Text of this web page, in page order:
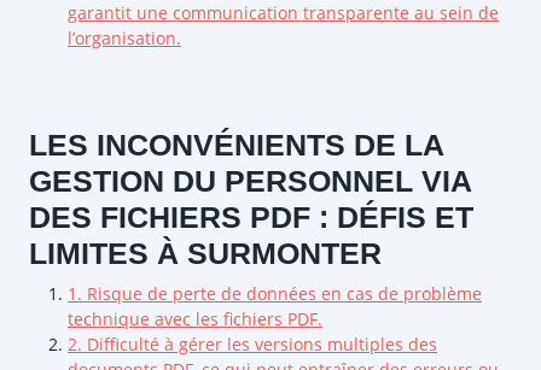
garantit une communication transparente au sein de
l’organisation.
LES INCONVÉNIENTS DE LA
GESTION DU PERSONNEL VIA
DES FICHIERS PDF : DÉFIS ET
LIMITES À SURMONTER
1. Risque de perte de données en cas de problème
technique avec les fichiers PDF.
2. Difficulté à gérer les versions multiples des